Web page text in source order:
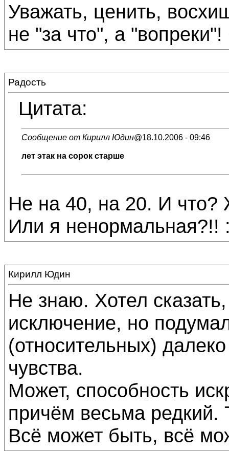
Уважать, ценить,
не "за что", а
Радость
Цитата:
Сообщение от Кирилл Юдин@18.10.2006 - 09:46
лет этак на сорок старше
Не на 40, на 20. И что?
Или я ненормальная?!!
Кирилл Юдин
Не знаю. Хотел
исключение, но
(относительных)
чувства.
Может, способность
причём весьма редкий.
Всё может быть, всё